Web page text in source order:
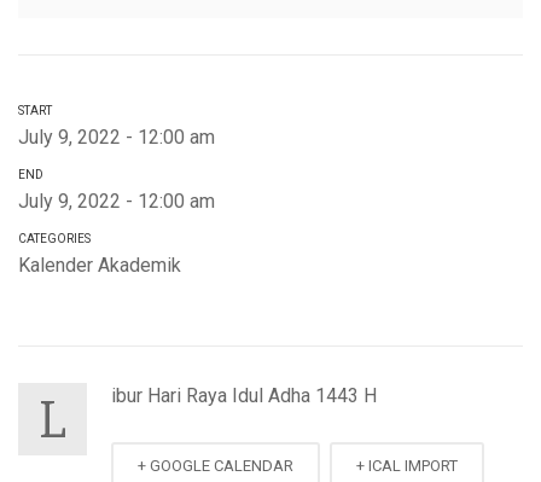
START
July 9, 2022 - 12:00 am
END
July 9, 2022 - 12:00 am
CATEGORIES
Kalender Akademik
L ibur Hari Raya Idul Adha 1443 H
+ GOOGLE CALENDAR + ICAL IMPORT